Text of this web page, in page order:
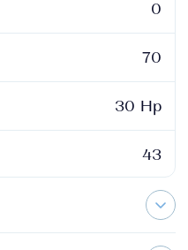
0
70
30 Hp
43